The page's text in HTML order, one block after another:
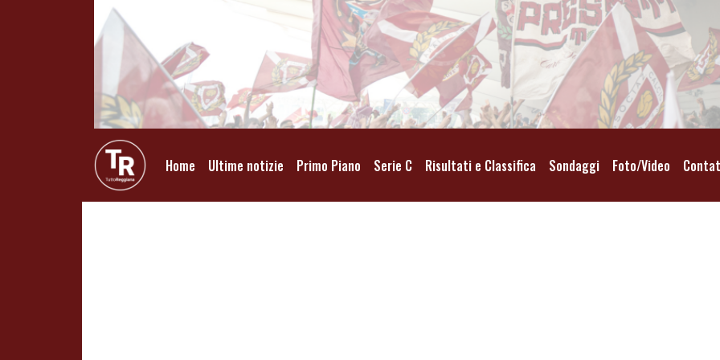
Home Ultime notizie Primo Piano Serie C Risultati e Classifica Sondaggi Foto/Video